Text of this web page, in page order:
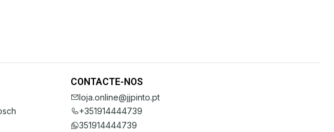
CONTACTE-NOS
loja.online@jjpinto.pt
+351914444739
351914444739